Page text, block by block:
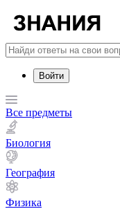
Войти
Все предметы
Биология
География
Физика